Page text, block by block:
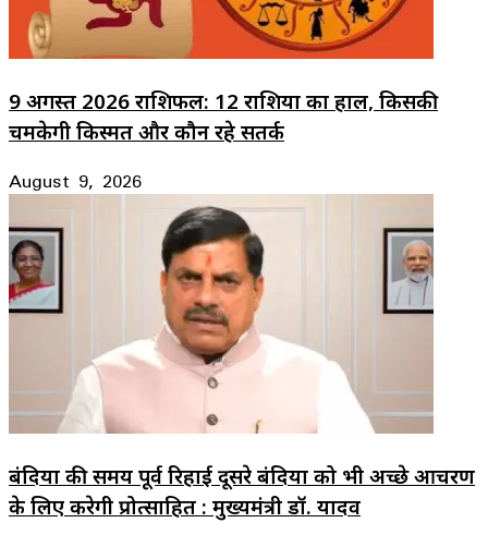
9 अगस्त 2026 राशिफल: 12 राशियों का हाल, किसकी
चमकेगी किस्मत और कौन रहे सतर्क
August 9, 2026
बंदियों की समय पूर्व रिहाई दूसरे बंदियों को भी अच्छे आचरण
के लिए करेगी प्रोत्साहित : मुख्यमंत्री डॉ. यादव